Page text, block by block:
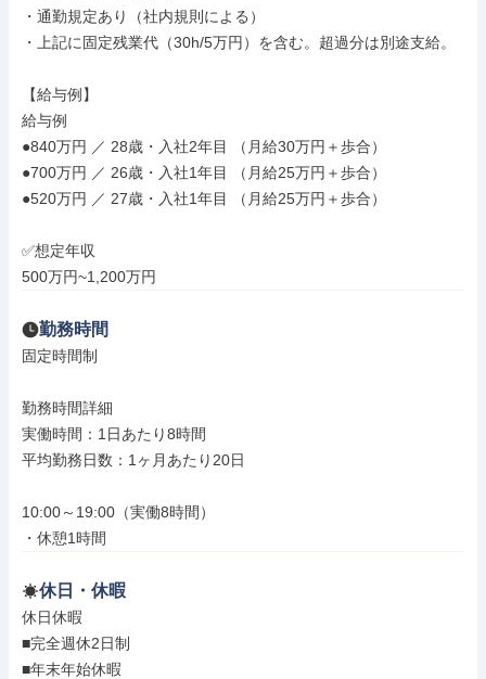
・通勤規定あり（社内規則による）
・上記に固定残業代（30h/5万円）を含む。超過分は別途支給。
【給与例】
給与例
●840万円 ／ 28歳・入社2年目 （月給30万円＋歩合）
●700万円 ／ 26歳・入社1年目 （月給25万円＋歩合）
●520万円 ／ 27歳・入社1年目 （月給25万円＋歩合）
✅想定年収
500万円~1,200万円
勤務時間
固定時間制
勤務時間詳細
実働時間：1日あたり8時間
平均勤務日数：1ヶ月あたり20日
10:00～19:00（実働8時間）
・休憩1時間
休日・休暇
休日休暇
■完全週休2日制
■年末年始休暇